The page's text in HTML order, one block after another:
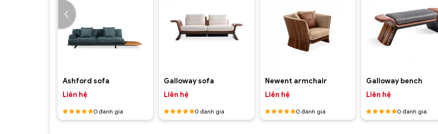
Ashford sofa
Liên hệ
Được
0 đánh giá
Galloway sofa
Liên hệ
Được
0đánh giá
Newent armchair
Liên hệ
Được
0đánh giá
Galloway bench
Liên hệ
Được
0đánh giá